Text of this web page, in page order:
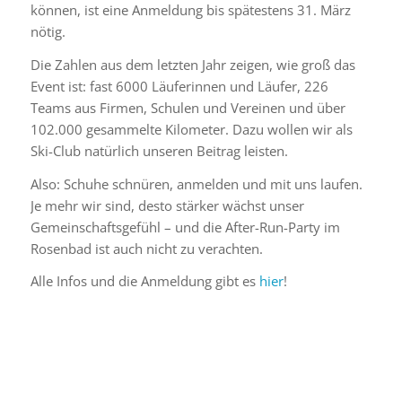
können, ist eine Anmeldung bis spätestens 31. März
nötig.
Die Zahlen aus dem letzten Jahr zeigen, wie groß das
Event ist: fast 6000 Läuferinnen und Läufer, 226
Teams aus Firmen, Schulen und Vereinen und über
102.000 gesammelte Kilometer. Dazu wollen wir als
Ski-Club natürlich unseren Beitrag leisten.
Also: Schuhe schnüren, anmelden und mit uns laufen.
Je mehr wir sind, desto stärker wächst unser
Gemeinschaftsgefühl – und die After-Run-Party im
Rosenbad ist auch nicht zu verachten.
Alle Infos und die Anmeldung gibt es hier!